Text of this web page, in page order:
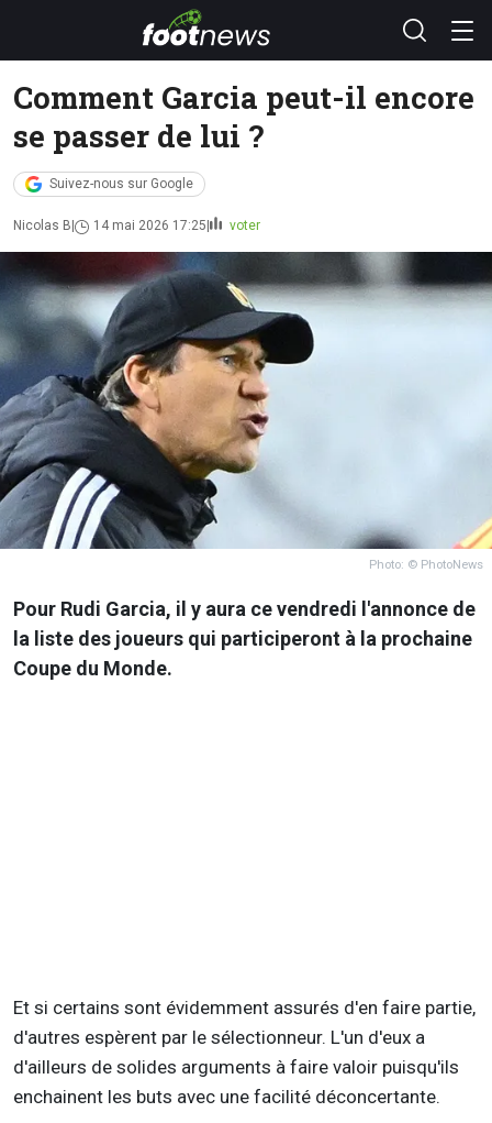
Comment Garcia peut-il encore
se passer de lui ?
Suivez-nous sur Google
Nicolas B 14 mai 2026 17:25 voter
Photo: © PhotoNews
Pour Rudi Garcia, il y aura ce vendredi l'annonce de
la liste des joueurs qui participeront à la prochaine
Coupe du Monde.
Et si certains sont évidemment assurés d'en faire partie,
d'autres espèrent par le sélectionneur. L'un d'eux a
d'ailleurs de solides arguments à faire valoir puisqu'ils
enchainent les buts avec une facilité déconcertante.